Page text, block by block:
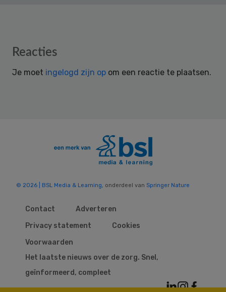
Reader
Reacties
Je moet ingelogd zijn op om een reactie te plaatsen.
© 2026 | BSL Media & Learning , onderdeel van Springer Nature
Contact
Adverteren
Privacy statement
Cookies
Voorwaarden
Het laatste nieuws over de zorg. Snel,
geïnformeerd, compleet